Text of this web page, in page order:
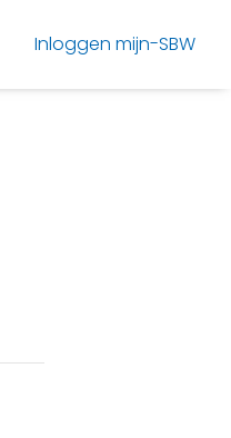
Inloggen mijn-SBW